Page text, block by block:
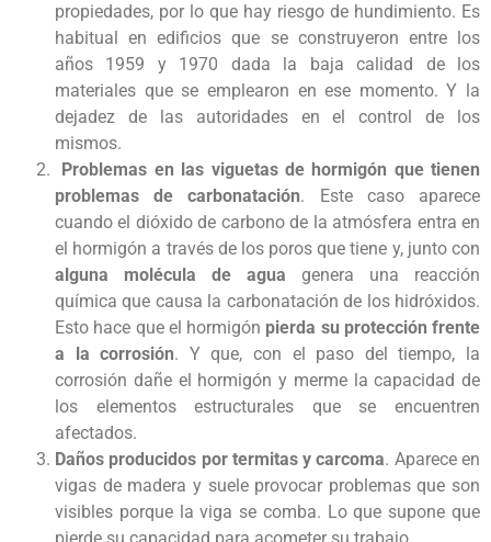
propiedades, por lo que hay riesgo de hundimiento. Es
habitual en edificios que se construyeron entre los
años 1959 y 1970 dada la baja calidad de los
materiales que se emplearon en ese momento. Y la
dejadez de las autoridades en el control de los
mismos.
Problemas en las viguetas de hormigón que tienen
problemas de carbonatación. Este caso aparece
cuando el dióxido de carbono de la atmósfera entra en
el hormigón a través de los poros que tiene y, junto con
alguna molécula de agua genera una reacción
química que causa la carbonatación de los hidróxidos.
Esto hace que el hormigón pierda su protección frente
a la corrosión. Y que, con el paso del tiempo, la
corrosión dañe el hormigón y merme la capacidad de
los elementos estructurales que se encuentren
afectados.
Daños producidos por termitas y carcoma. Aparece en
vigas de madera y suele provocar problemas que son
visibles porque la viga se comba. Lo que supone que